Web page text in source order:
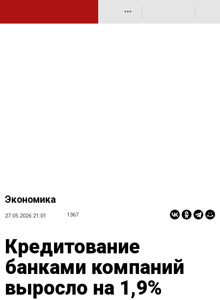
•••
Экономика
27.05.2026 21:01 1367
Кредитование
банками компаний
выросло на 1,9%